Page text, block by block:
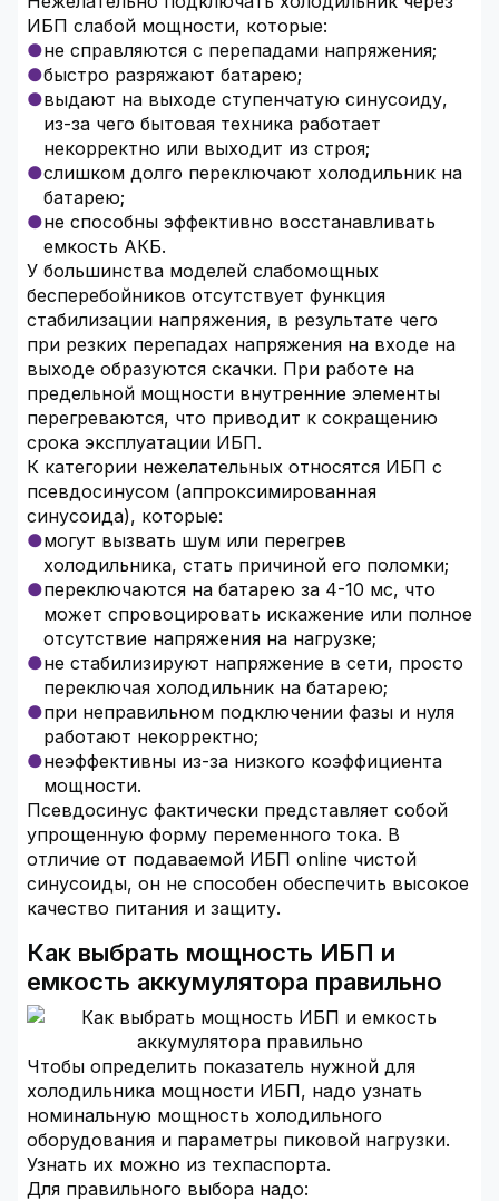
ИБП слабой мощности, которые:
не справляются с перепадами напряжения;
быстро разряжают батарею;
выдают на выходе ступенчатую синусоиду,
из-за чего бытовая техника работает
некорректно или выходит из строя;
слишком долго переключают холодильник на
батарею;
не способны эффективно восстанавливать
емкость АКБ.
У большинства моделей слабомощных
бесперебойников отсутствует функция
стабилизации напряжения, в результате чего
при резких перепадах напряжения на входе на
выходе образуются скачки. При работе на
предельной мощности внутренние элементы
перегреваются, что приводит к сокращению
срока эксплуатации ИБП.
К категории нежелательных относятся ИБП с
псевдосинусом (аппроксимированная
синусоида), которые:
могут вызвать шум или перегрев
холодильника, стать причиной его поломки;
переключаются на батарею за 4-10 мс, что
может спровоцировать искажение или полное
отсутствие напряжения на нагрузке;
не стабилизируют напряжение в сети, просто
переключая холодильник на батарею;
при неправильном подключении фазы и нуля
работают некорректно;
неэффективны из-за низкого коэффициента
мощности.
Псевдосинус фактически представляет собой
упрощенную форму переменного тока. В
отличие от подаваемой ИБП online чистой
синусоиды, он не способен обеспечить высокое
качество питания и защиту.
Как выбрать мощность ИБП и
емкость аккумулятора правильно
Чтобы определить показатель нужной для
холодильника мощности ИБП, надо узнать
номинальную мощность холодильного
оборудования и параметры пиковой нагрузки.
Узнать их можно из техпаспорта.
Для правильного выбора надо: